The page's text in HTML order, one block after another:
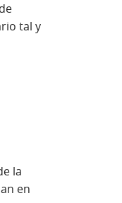
tal y
la
en